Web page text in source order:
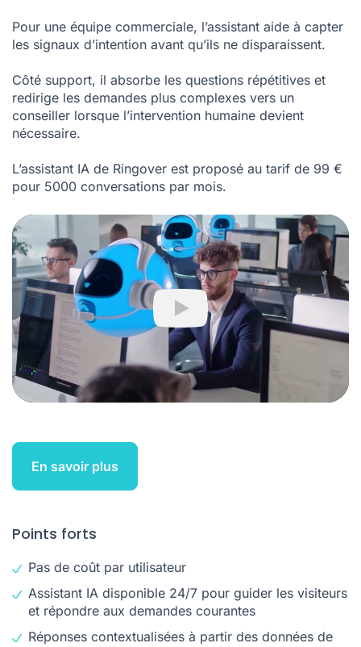
Pour une équipe commerciale, l’assistant aide à capter
les signaux d’intention avant qu’ils ne disparaissent.
Côté support, il absorbe les questions répétitives et
redirige les demandes plus complexes vers un
conseiller lorsque l’intervention humaine devient
nécessaire.
L’assistant IA de Ringover est proposé au tarif de 99 €
pour 5000 conversations par mois.
Play
En savoir plus
Points forts
Pas de coût par utilisateur
Assistant IA disponible 24/7 pour guider les visiteurs
et répondre aux demandes courantes
Réponses contextualisées à partir des données de